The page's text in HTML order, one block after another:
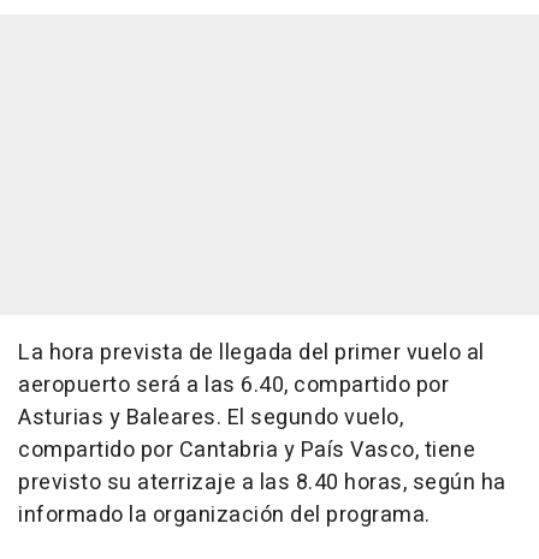
La hora prevista de llegada del primer vuelo al
aeropuerto será a las 6.40, compartido por
Asturias y Baleares. El segundo vuelo,
compartido por Cantabria y País Vasco, tiene
previsto su aterrizaje a las 8.40 horas, según ha
informado la organización del programa.